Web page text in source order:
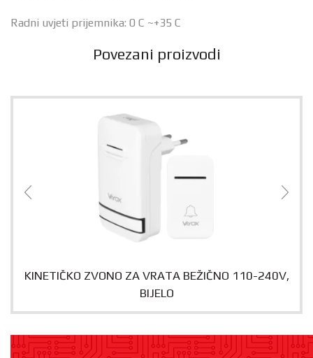
Radni uvjeti prijemnika: 0 C ~+35 C
Povezani proizvodi
KINETIČKO ZVONO ZA VRATA BEŽIČNO 110-240V,
BIJELO